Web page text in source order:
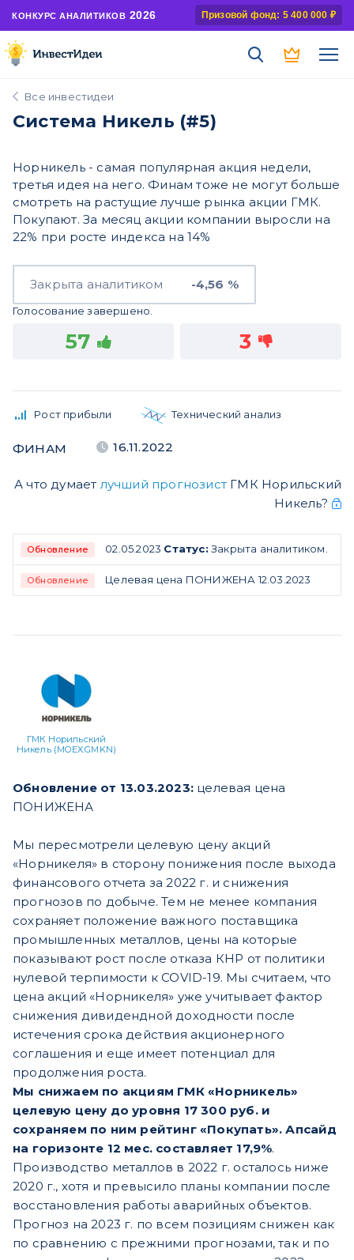
КОНКУРС АНАЛИТИКОВ 2026 Призовой фонд: 5 400 000 ₽
Все инвестидеи
Система Никель (#5)
Норникель - самая популярная акция недели,
третья идея на него. Финам тоже не могут больше
смотреть на растущие лучше рынка акции ГМК.
Покупают. За месяц акции компании выросли на
22% при росте индекса на 14%
Закрыта аналитиком -4,56 %
Голосование завершено.
57 3
Рост прибыли Технический анализ
ФИНАМ 16.11.2022
А что думает лучший прогнозист ГМК Норильский
Никель?
Обновление 02.05.2023 Статус: Закрыта аналитиком.
Обновление Целевая цена ПОНИЖЕНА 12.03.2023
ГМК Норильский
Никель (MOEX:GMKN)
Обновление от 13.03.2023: целевая цена
ПОНИЖЕНА
Мы пересмотрели целевую цену акций
«Норникеля» в сторону понижения после выхода
финансового отчета за 2022 г. и снижения
прогнозов по добыче. Тем не менее компания
сохраняет положение важного поставщика
промышленных металлов, цены на которые
показывают рост после отказа КНР от политики
нулевой терпимости к COVID-19. Мы считаем, что
цена акций «Норникеля» уже учитывает фактор
снижения дивидендной доходности после
истечения срока действия акционерного
соглашения и еще имеет потенциал для
продолжения роста.
Мы снижаем по акциям ГМК «Норникель»
целевую цену до уровня 17 300 руб. и
сохраняем по ним рейтинг «Покупать». Апсайд
на горизонте 12 мес. составляет 17,9%.
Производство металлов в 2022 г. осталось ниже
2020 г., хотя и превысило планы компании после
восстановления работы аварийных объектов.
Прогноз на 2023 г. по всем позициям снижен как
по сравнению с прежними прогнозами, так и по